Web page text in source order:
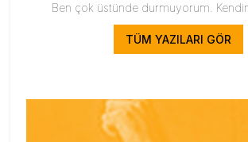
Ben çok üstünde durmuyorum.
TÜM YAZILARI GÖR